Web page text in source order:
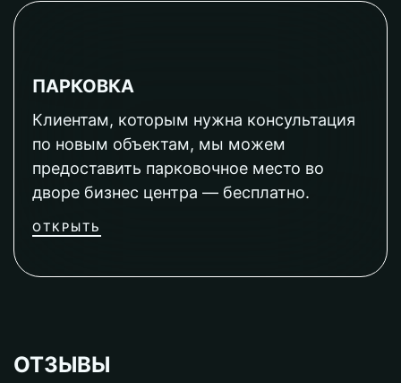
ПАРКОВКА
Клиентам, которым нужна консультация
по новым объектам, мы можем
предоставить парковочное место во
дворе бизнес центра — бесплатно.
ОТКРЫТЬ
ОТЗЫВЫ